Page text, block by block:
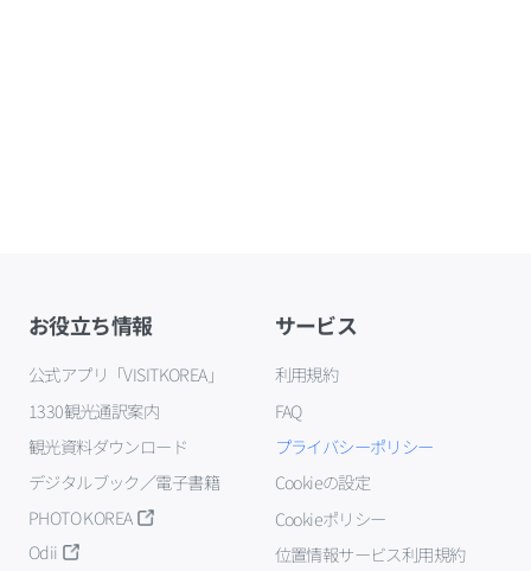
お役立ち情報
公式アプリ「VISITKOREA」
1330観光通訳案内
観光資料ダウンロード
デジタルブック／電子書籍
PHOTO KOREA
Odii
サービス
利用規約
FAQ
プライバシーポリシー
Cookieの設定
Cookieポリシー
位置情報サービス利用規約